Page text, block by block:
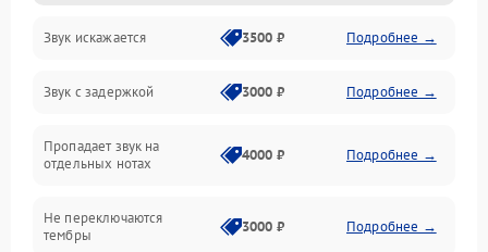
Управление и электроника
Подключения и интерфейсы
Педали и стойка
Звук искажается 3500 ₽ Подробнее →
Звук с задержкой 3000 ₽ Подробнее →
Пропадает звук на
отдельных нотах
4000 ₽ Подробнее →
Не переключаются
тембры
3000 ₽ Подробнее →